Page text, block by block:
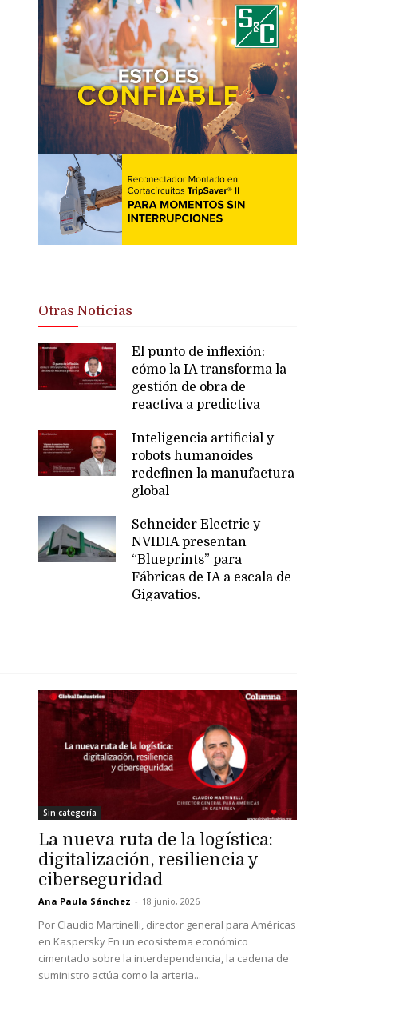
Otras Noticias
El punto de inflexión:
cómo la IA transforma la
gestión de obra de
reactiva a predictiva
Inteligencia artificial y
robots humanoides
redefinen la manufactura
global
Schneider Electric y
NVIDIA presentan
“Blueprints” para
Fábricas de IA a escala de
Gigavatios.
Sin categoría
La nueva ruta de la logística:
digitalización, resiliencia y
ciberseguridad
Ana Paula Sánchez - 18 junio, 2026
Por Claudio Martinelli, director general para Américas
en Kaspersky En un ecosistema económico
cimentado sobre la interdependencia, la cadena de
suministro actúa como la arteria...